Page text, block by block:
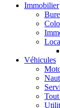
Immobilier
Véhicules